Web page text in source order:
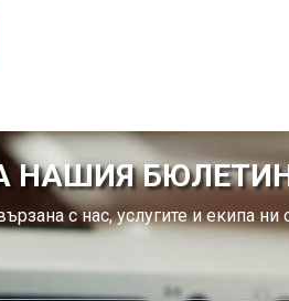
НАШИЯ
с нас, услугите и екипа ни